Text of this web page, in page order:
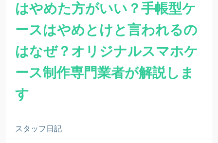
はやめた方がいい？手帳型ケ
ースはやめとけと言われるの
はなぜ？オリジナルスマホケ
ース制作専門業者が解説しま
す
スタッフ日記